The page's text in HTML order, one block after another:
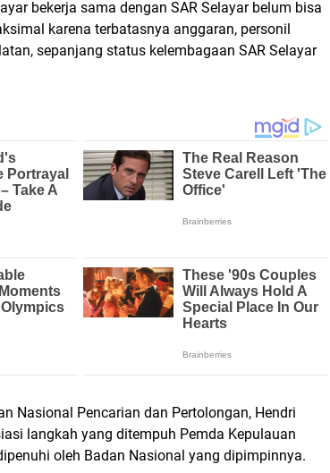
bekerja sama dengan SAR Selayar belum bisa
karena terbatasnya anggaran, personil
sepanjang status kelembagaan SAR Selayar
Nasional Pencarian dan Pertolongan, Hendri
langkah yang ditempuh Pemda Kepulauan
oleh Badan Nasional yang dipimpinnya.